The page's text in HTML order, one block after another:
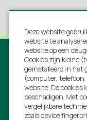
Deze website
website te
website op een
Cookies zijn kleine
geïnstalleerd in het
(computer,
website. De
beschadigen. Met
vergelijkbare
zoals device